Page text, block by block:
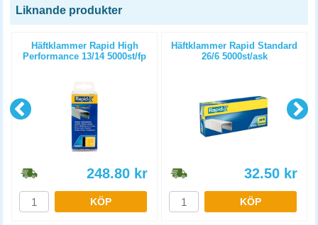
Liknande produkter
Häftklammer Rapid High
Performance 13/14 5000st/fp
248.80 kr
KÖP
Häftklammer Rapid Standard
26/6 5000st/ask
32.50 kr
KÖP